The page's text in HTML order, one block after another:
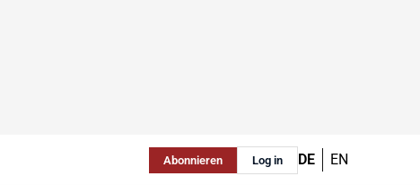
Abonnieren Log in DE EN